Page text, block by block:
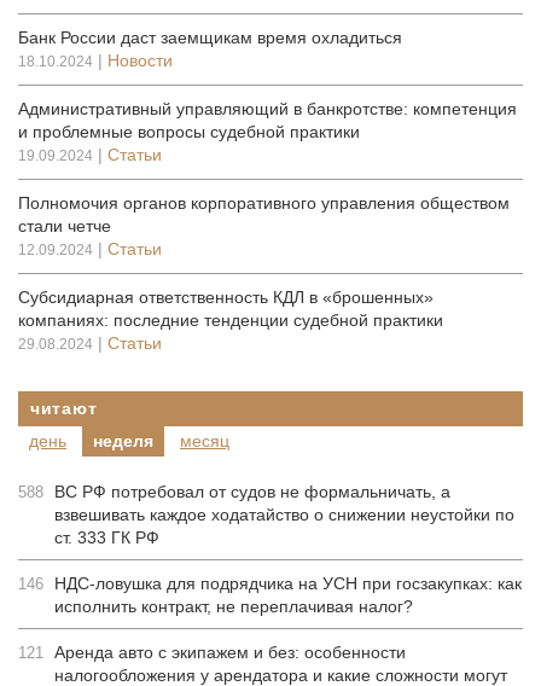
Банк России даст заемщикам время охладиться
18.10.2024 | Новости
Административный управляющий в банкротстве: компетенция
и проблемные вопросы судебной практики
19.09.2024 | Статьи
Полномочия органов корпоративного управления обществом
стали четче
12.09.2024 | Статьи
Субсидиарная ответственность КДЛ в «брошенных»
компаниях: последние тенденции судебной практики
29.08.2024 | Статьи
читают
день
неделя месяц
588
ВС РФ потребовал от судов не формальничать, а
взвешивать каждое ходатайство о снижении неустойки по
ст. 333 ГК РФ
146
НДС-ловушка для подрядчика на УСН при госзакупках: как
исполнить контракт, не переплачивая налог?
121
Аренда авто с экипажем и без: особенности
налогообложения у арендатора и какие сложности могут